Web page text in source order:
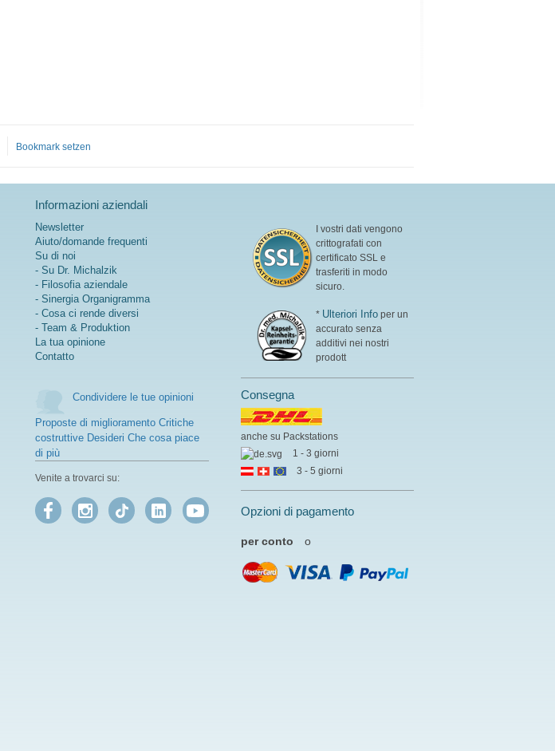
Bookmark setzen
Informazioni aziendali
Newsletter
Aiuto/domande frequenti
Su di noi
- Su Dr. Michalzik
- Filosofia aziendale
- Sinergia Organigramma
- Cosa ci rende diversi
- Team & Produktion
La tua opinione
Contatto
Condividere le tue opinioni
Proposte di miglioramento Critiche
costruttive Desideri Che cosa piace
di più
Venite a trovarci su:
I vostri dati vengono
crittografati con
certificato SSL e
trasferiti in modo
sicuro.
* Ulteriori Info per un
accurato senza
additivi nei nostri
prodott
Consegna
anche su Packstations
1 - 3 giorni
3 - 5 giorni
Opzioni di pagamento
per conto o